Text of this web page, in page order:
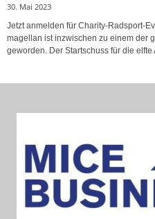
30. Mai 2023
Jetzt anmelden für Charity-Radsport-
magellan ist inzwischen zu einem der
geworden. Der Startschuss für die elfte